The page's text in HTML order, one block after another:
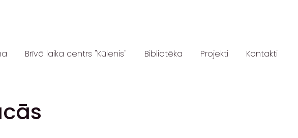
Brīvā laika centrs "Kūlenis" Bibliotēka Projekti Kontakti